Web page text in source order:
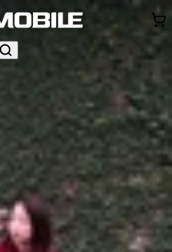
So Sánh Tư vấn
Khuyến
- Game Thông báo
Khách
4 triệu hiệu năng
mua năm 2025